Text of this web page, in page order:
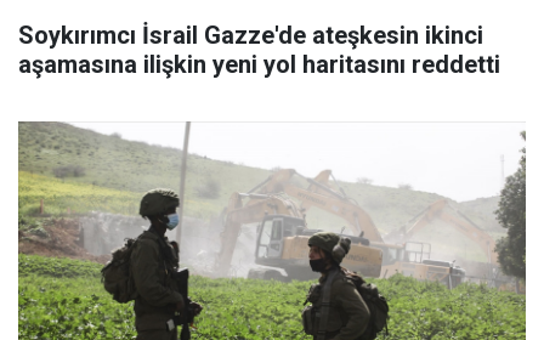
Soykırımcı İsrail Gazze'de ateşkesin ikinci
aşamasına ilişkin yeni yol haritasını reddetti